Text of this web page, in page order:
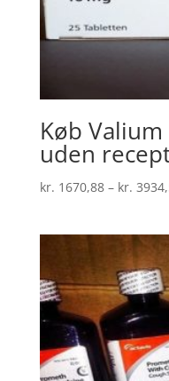
Køb
uden
kr. 1670,88 – kr.